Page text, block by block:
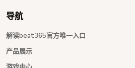
导航
解读beat365官方唯一入口
产品展示